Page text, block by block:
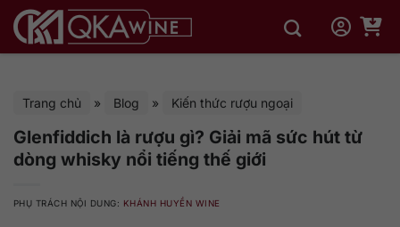
qua
Trang chủ » Blog » Kiến thức rượu ngoại
Glenfiddich là rượu gì? Giải mã sức hút từ
dòng whisky nổi tiếng thế giới
PHỤ TRÁCH NỘI DUNG: KHÁNH HUYỀN WINE